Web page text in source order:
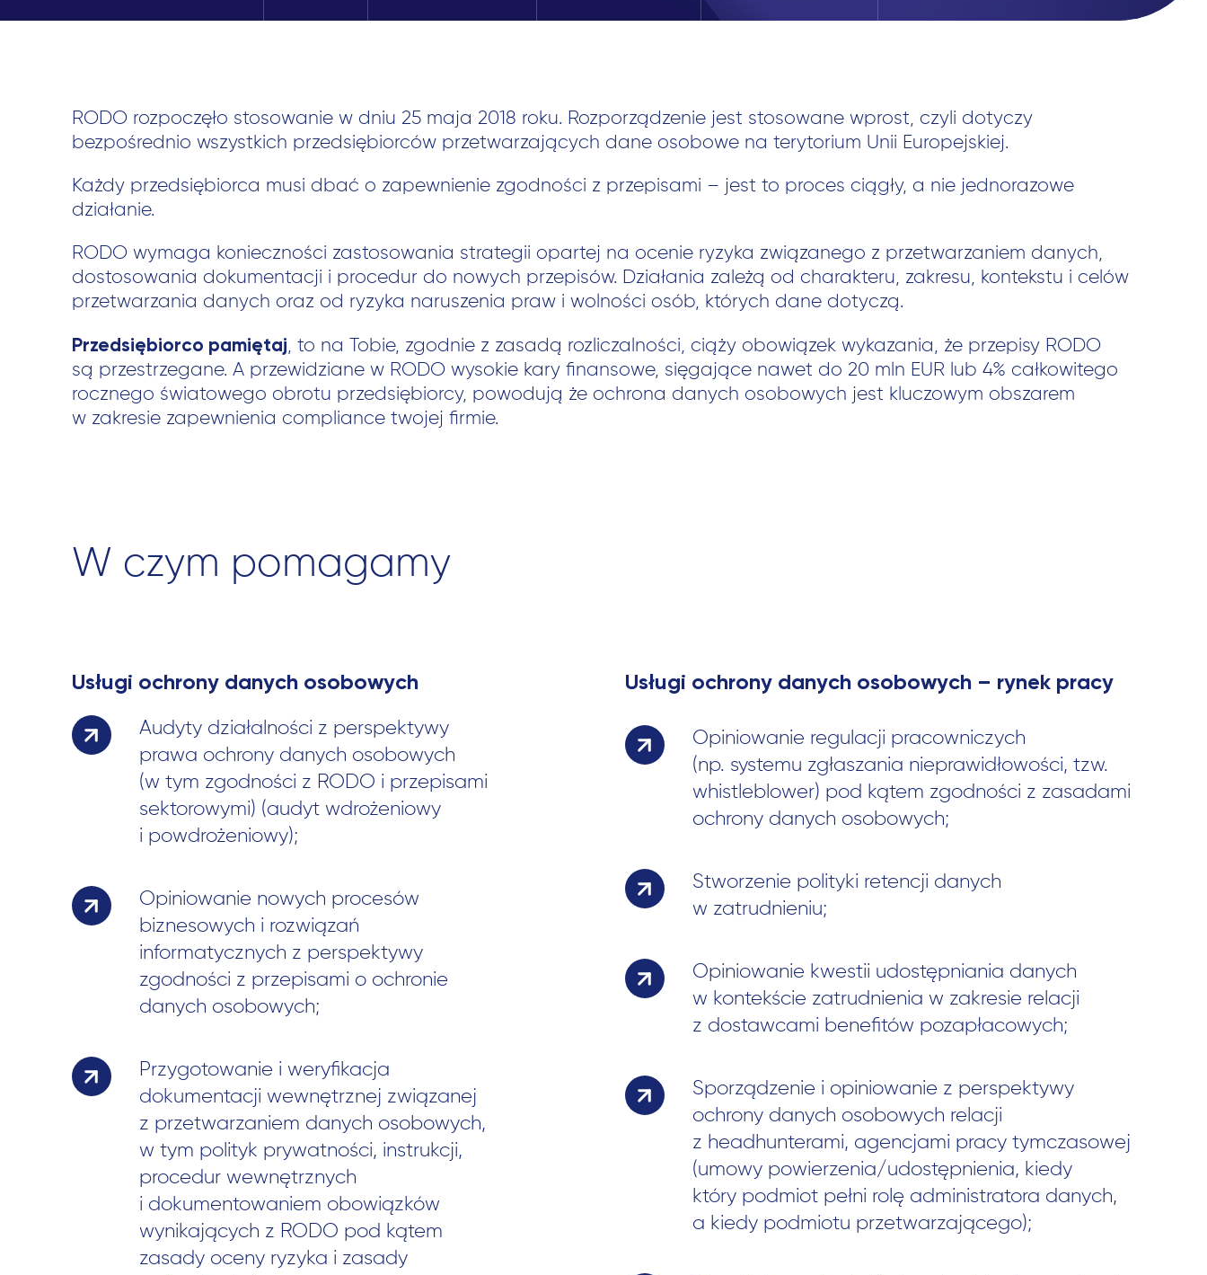
Szukaj:
RODO rozpoczęło stosowanie w dniu 25 maja 2018 roku. Rozporządzenie jest stosowane wprost, czyli dotyczy
bezpośrednio wszystkich przedsiębiorców przetwarzających dane osobowe na terytorium Unii Europejskiej.
Każdy przedsiębiorca musi dbać o zapewnienie zgodności z przepisami – jest to proces ciągły, a nie jednorazowe
działanie.
RODO wymaga konieczności zastosowania strategii opartej na ocenie ryzyka związanego z przetwarzaniem danych,
dostosowania dokumentacji i procedur do nowych przepisów. Działania zależą od charakteru, zakresu, kontekstu i celów
przetwarzania danych oraz od ryzyka naruszenia praw i wolności osób, których dane dotyczą.
Przedsiębiorco pamiętaj, to na Tobie, zgodnie z zasadą rozliczalności, ciąży obowiązek wykazania, że przepisy RODO
są przestrzegane. A przewidziane w RODO wysokie kary finansowe, sięgające nawet do 20 mln EUR lub 4% całkowitego
rocznego światowego obrotu przedsiębiorcy, powodują że ochrona danych osobowych jest kluczowym obszarem
w zakresie zapewnienia compliance twojej firmie.
W czym pomagamy
Usługi ochrony danych osobowych
Audyty działalności z perspektywy
prawa ochrony danych osobowych
(w tym zgodności z RODO i przepisami
sektorowymi) (audyt wdrożeniowy
i powdrożeniowy);
Opiniowanie nowych procesów
biznesowych i rozwiązań
informatycznych z perspektywy
zgodności z przepisami o ochronie
danych osobowych;
Przygotowanie i weryfikacja
dokumentacji wewnętrznej związanej
z przetwarzaniem danych osobowych,
w tym polityk prywatności, instrukcji,
procedur wewnętrznych
i dokumentowaniem obowiązków
wynikających z RODO pod kątem
zasady oceny ryzyka i zasady
Usługi ochrony danych osobowych – rynek pracy
Opiniowanie regulacji pracowniczych
(np. systemu zgłaszania nieprawidłowości, tzw.
whistleblower) pod kątem zgodności z zasadami
ochrony danych osobowych;
Stworzenie polityki retencji danych
w zatrudnieniu;
Opiniowanie kwestii udostępniania danych
w kontekście zatrudnienia w zakresie relacji
z dostawcami benefitów pozapłacowych;
Sporządzenie i opiniowanie z perspektywy
ochrony danych osobowych relacji
z headhunterami, agencjami pracy tymczasowej
(umowy powierzenia/udostępnienia, kiedy
który podmiot pełni rolę administratora danych,
a kiedy podmiotu przetwarzającego);